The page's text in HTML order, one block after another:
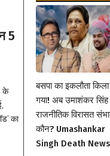
5
के
का
बसपा का इकलौता
गया! अब उमाशंकर सिंह
राजनीतिक विरासत
कौन? Umashankar
Singh Death News